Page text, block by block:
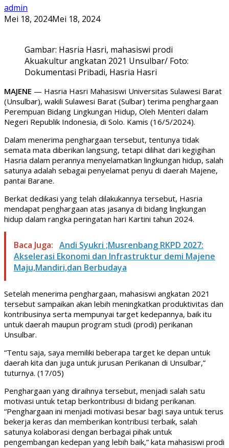
admin
Mei 18, 2024Mei 18, 2024
Gambar: Hasria Hasri, mahasiswi prodi
Akuakultur angkatan 2021 Unsulbar/ Foto:
Dokumentasi Pribadi, Hasria Hasri
MAJENE — Hasria Hasri Mahasiswi Universitas Sulawesi Barat
(Unsulbar), wakili Sulawesi Barat (Sulbar) terima penghargaan
Perempuan Bidang Lingkungan Hidup, Oleh Menteri dalam
Negeri Republik Indonesia, di Solo. Kamis (16/5/2024).
Dalam menerima penghargaan tersebut, tentunya tidak
semata mata diberikan langsung, tetapi dilihat dari kegigihan
Hasria dalam perannya menyelamatkan lingkungan hidup, salah
satunya adalah sebagai penyelamat penyu di daerah Majene,
pantai Barane.
Berkat dedikasi yang telah dilakukannya tersebut, Hasria
mendapat penghargaan atas jasanya di bidang lingkungan
hidup dalam rangka peringatan hari Kartini tahun 2024.
Baca Juga: Andi Syukri ;Musrenbang RKPD 2027:
Akselerasi Ekonomi dan Infrastruktur demi Majene
Maju,Mandiri,dan Berbudaya
Setelah menerima penghargaan, mahasiswi angkatan 2021
tersebut sampaikan akan lebih meningkatkan produktivitas dan
kontribusinya serta mempunyai target kedepannya, baik itu
untuk daerah maupun program studi (prodi) perikanan
Unsulbar.
“Tentu saja, saya memiliki beberapa target ke depan untuk
daerah kita dan juga untuk jurusan Perikanan di Unsulbar,”
tuturnya. (17/05)
Penghargaan yang diraihnya tersebut, menjadi salah satu
motivasi untuk tetap berkontribusi di bidang perikanan.
“Penghargaan ini menjadi motivasi besar bagi saya untuk terus
bekerja keras dan memberikan kontribusi terbaik, salah
satunya kolaborasi dengan berbagai pihak untuk
pengembangan kedepan yang lebih baik,” kata mahasiswi prodi